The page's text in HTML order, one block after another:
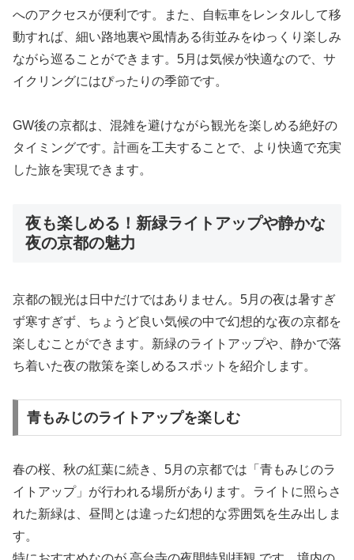
へのアクセスが便利です。また、自転車をレンタルして移
動すれば、細い路地裏や風情ある街並みをゆっくり楽しみ
ながら巡ることができます。5月は気候が快適なので、サ
イクリングにはぴったりの季節です。
GW後の京都は、混雑を避けながら観光を楽しめる絶好の
タイミングです。計画を工夫することで、より快適で充実
した旅を実現できます。
夜も楽しめる！新緑ライトアップや静かな
夜の京都の魅力
京都の観光は日中だけではありません。5月の夜は暑すぎ
ず寒すぎず、ちょうど良い気候の中で幻想的な夜の京都を
楽しむことができます。新緑のライトアップや、静かで落
ち着いた夜の散策を楽しめるスポットを紹介します。
青もみじのライトアップを楽しむ
春の桜、秋の紅葉に続き、5月の京都では「青もみじのラ
イトアップ」が行われる場所があります。ライトに照らさ
れた新緑は、昼間とは違った幻想的な雰囲気を生み出しま
す。